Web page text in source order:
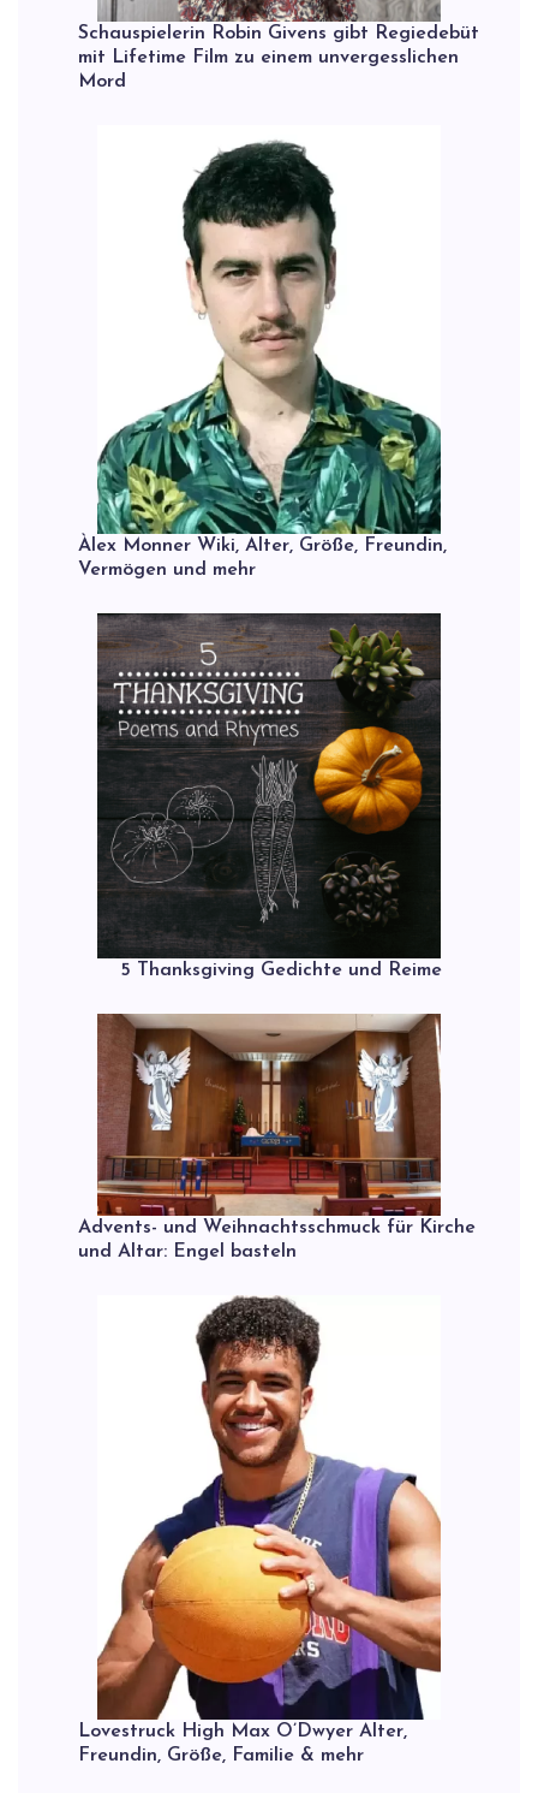
Schauspielerin Robin Givens gibt Regiedebüt
mit Lifetime Film zu einem unvergesslichen
Mord
Àlex Monner Wiki, Alter, Größe, Freundin,
Vermögen und mehr
5 Thanksgiving Gedichte und Reime
Advents- und Weihnachtsschmuck für Kirche
und Altar: Engel basteln
Lovestruck High Max O’Dwyer Alter,
Freundin, Größe, Familie & mehr